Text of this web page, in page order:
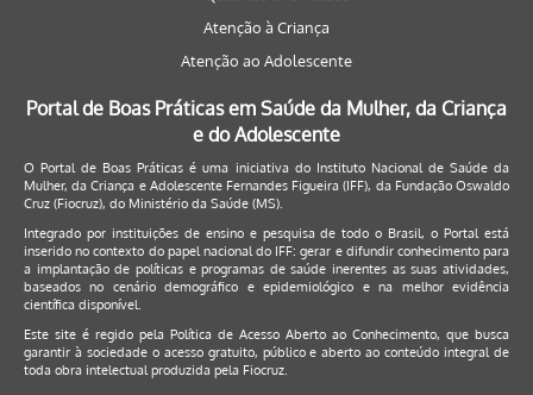
Atenção à Criança
Atenção ao Adolescente
Portal de Boas Práticas em Saúde da Mulher, da Criança
e do Adolescente
O Portal de Boas Práticas é uma iniciativa do Instituto Nacional de Saúde da
Mulher, da Criança e Adolescente Fernandes Figueira (IFF), da Fundação Oswaldo
Cruz (Fiocruz), do Ministério da Saúde (MS).
Integrado por instituições de ensino e pesquisa de todo o Brasil, o Portal está
inserido no contexto do papel nacional do IFF: gerar e difundir conhecimento para
a implantação de políticas e programas de saúde inerentes as suas atividades,
baseados no cenário demográfico e epidemiológico e na melhor evidência
científica disponível.
Este site é regido pela Política de Acesso Aberto ao Conhecimento, que busca
garantir à sociedade o acesso gratuito, público e aberto ao conteúdo integral de
toda obra intelectual produzida pela Fiocruz.